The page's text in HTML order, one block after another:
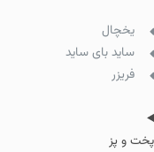
یخچال
ساید بای ساید
فریزر
پخت و پز